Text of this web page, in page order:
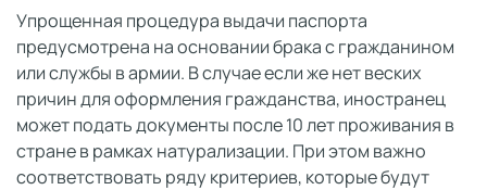
Упрощенная процедура выдачи паспорта
предусмотрена на основании брака с гражданином
или службы в армии. В случае если же нет веских
причин для оформления гражданства, иностранец
может подать документы после 10 лет проживания в
стране в рамках натурализации. При этом важно
соответствовать ряду критериев, которые будут